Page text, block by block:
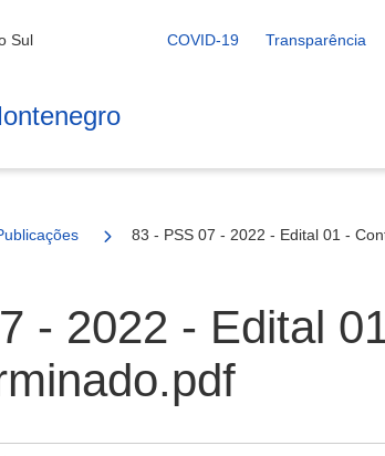
Sul COVID-19 Transparência
83 - PSS 07 - 2022 - Edital 01 -
- 2022 - Edital